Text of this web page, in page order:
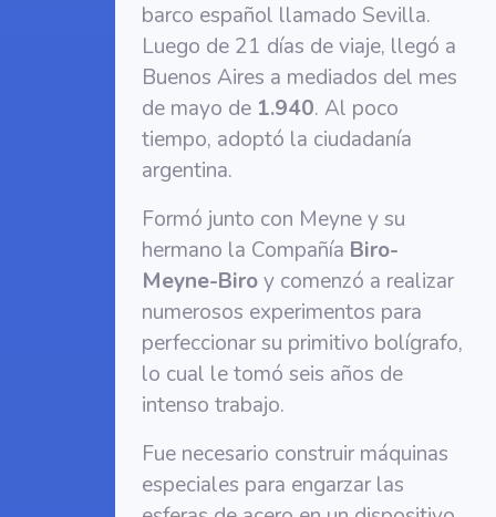
barco español llamado Sevilla.
Luego de 21 días de viaje, llegó a
Buenos Aires a mediados del mes
de mayo de 1.940. Al poco
tiempo, adoptó la ciudadanía
argentina.
Formó junto con Meyne y su
hermano la Compañía Biro-
Meyne-Biroy comenzó a realizar
numerosos experimentos para
perfeccionar su primitivo bolígrafo,
lo cual le tomó seis años de
intenso trabajo.
Fue necesario construir máquinas
especiales para engarzar las